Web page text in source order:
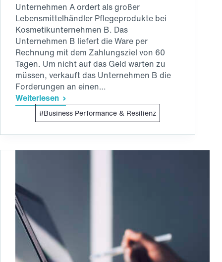
Unternehmen A ordert als großer
Lebensmittelhändler Pflegeprodukte bei
Kosmetikunternehmen B. Das
Unternehmen B liefert die Ware per
Rechnung mit dem Zahlungsziel von 60
Tagen. Um nicht auf das Geld warten zu
müssen, verkauft das Unternehmen B die
Forderungen an einen…
Weiterlesen
Factoring:
„atmendes“
Instrument
(nicht
die
strategische
Unternehmensfinanzierung
Teil
Business Performance & Resilienz